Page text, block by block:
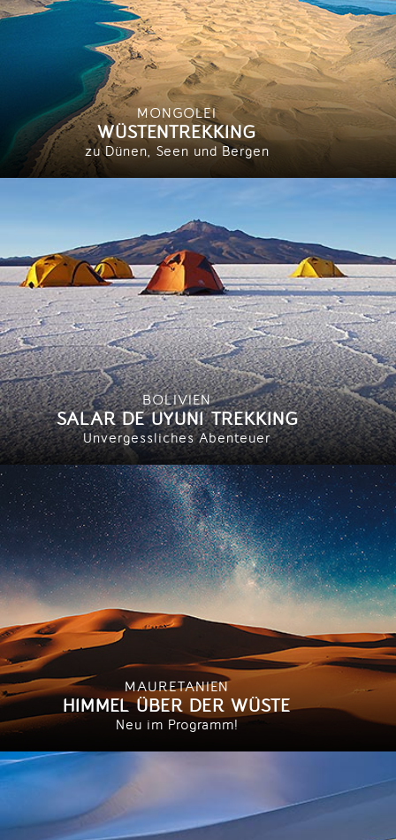
MONGOLEI
WÜSTENTREKKING
zu Dünen, Seen und Bergen
BOLIVIEN
SALAR DE UYUNI TREKKING
Unvergessliches Abenteuer
MAURETANIEN
HIMMEL ÜBER DER WÜSTE
Neu im Programm!